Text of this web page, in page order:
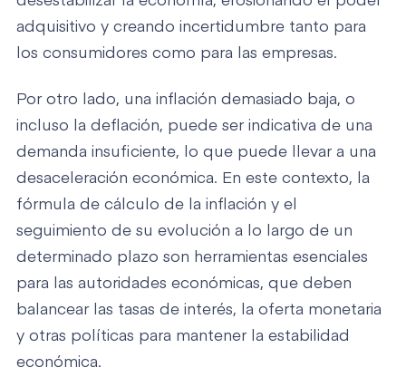
adquisitivo y creando incertidumbre tanto para
los consumidores como para las empresas.
Por otro lado, una inflación demasiado baja, o
incluso la deflación, puede ser indicativa de una
demanda insuficiente, lo que puede llevar a una
desaceleración económica. En este contexto, la
fórmula de cálculo de la inflación y el
seguimiento de su evolución a lo largo de un
determinado plazo son herramientas esenciales
para las autoridades económicas, que deben
balancear las tasas de interés, la oferta monetaria
y otras políticas para mantener la estabilidad
económica.